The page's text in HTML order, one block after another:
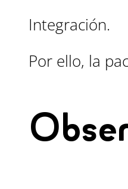
Integración.
Por ello, la